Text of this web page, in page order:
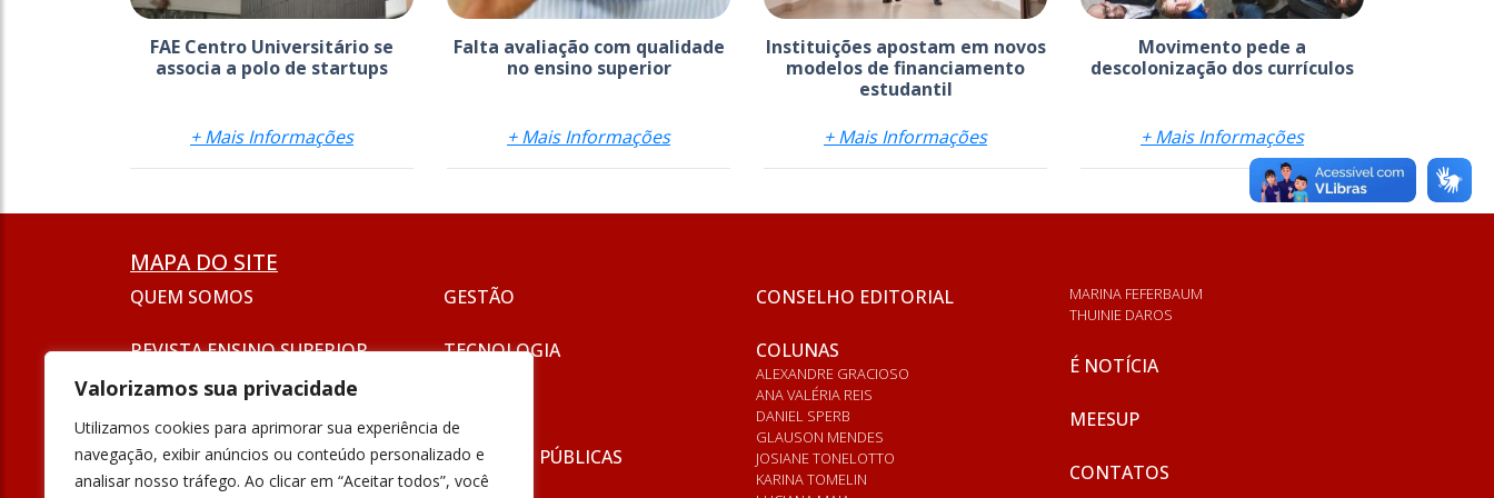
Valorizamos sua privacidade
Utilizamos cookies para aprimorar sua experiência de
navegação, exibir anúncios ou conteúdo personalizado e
analisar nosso tráfego. Ao clicar em “Aceitar todos”, você
FAE Centro Universitário se
associa a polo de startups
+ Mais Informações
Falta avaliação com qualidade
no ensino superior
+ Mais Informações
Instituições apostam em novos
modelos de financiamento
estudantil
+ Mais Informações
Movimento pede a
descolonização dos currículos
+ Mais Informações
MAPA DO SITE
QUEM SOMOS
REVISTA ENSINO SUPERIOR
SEJA UM ANUNCIANTE
FORMAÇÃO
GESTÃO
TECNOLOGIA
POLÍTICAS PÚBLICAS
CONSELHO EDITORIAL
COLUNAS
ALEXANDRE GRACIOSO
ANA VALÉRIA REIS
DANIEL SPERB
GLAUSON MENDES
JOSIANE TONELOTTO
KARINA TOMELIN
MARINA FEFERBAUM
THUINIE DAROS
É NOTÍCIA
MEESUP
CONTATOS